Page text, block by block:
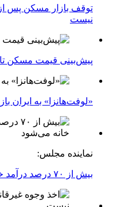
توقف بازار مسکن پس
نیست
پیش‌بینی قیمت مسکن تا
«لوفت‌هانزا» به ایران
نماینده مجلس:
بیش از ۷۰ درصد درآمد خانوار صرف اجاره خانه می‌شود